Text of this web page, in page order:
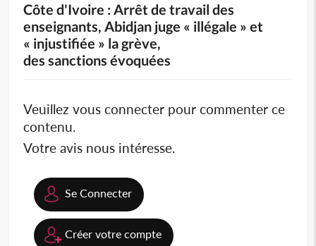
Côte d'Ivoire : Arrêt de travail des
enseignants, Abidjan juge « illégale » et
« injustifiée » la grève,
des sanctions évoquées
Veuillez vous connecter pour commenter ce
contenu.
Votre avis nous intéresse.
Se Connecter
Créer votre compte